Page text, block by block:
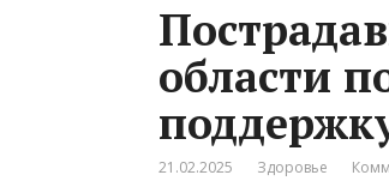
области
21.02.2025 Здоровье